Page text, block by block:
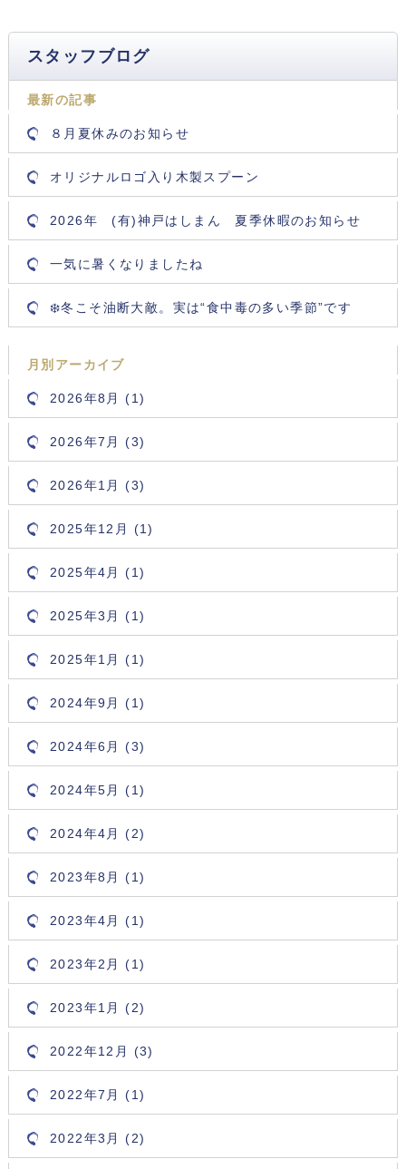
スタッフブログ
最新の記事
８月夏休みのお知らせ
オリジナルロゴ入り木製スプーン
2026年 (有)神戸はしまん 夏季休暇のお知らせ
一気に暑くなりましたね
❄️冬こそ油断大敵。実は“食中毒の多い季節”です
月別アーカイブ
2026年8月 (1)
2026年7月 (3)
2026年1月 (3)
2025年12月 (1)
2025年4月 (1)
2025年3月 (1)
2025年1月 (1)
2024年9月 (1)
2024年6月 (3)
2024年5月 (1)
2024年4月 (2)
2023年8月 (1)
2023年4月 (1)
2023年2月 (1)
2023年1月 (2)
2022年12月 (3)
2022年7月 (1)
2022年3月 (2)